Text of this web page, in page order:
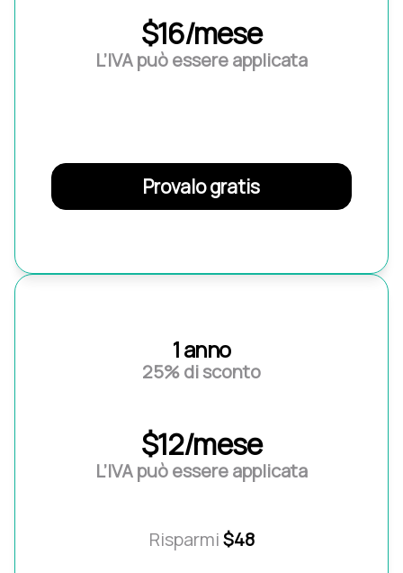
$16/mese
L’IVA può essere applicata
Provalo gratis
1 anno
25% di sconto
$12/mese
L’IVA può essere applicata
Risparmi$48